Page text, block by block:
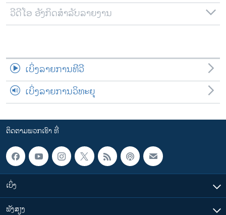
ວີດີໂອ ອັງກິດສຳລັບລາຍງານ
ເບິ່ງລາຍການທີວີ
ເບິ່ງລາຍການວິທະຍຸ
ຕິດຕາມພວກເຮົາ ທີ່
ເບິ່ງ
ຟັງສຽງ